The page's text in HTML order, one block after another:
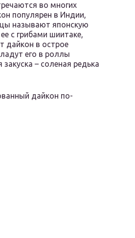
во многих
популярен в Индии,
называют японскую
с грибами шиитаке,
дайкон в острое
его в роллы
– соленая редька
дайкон по-